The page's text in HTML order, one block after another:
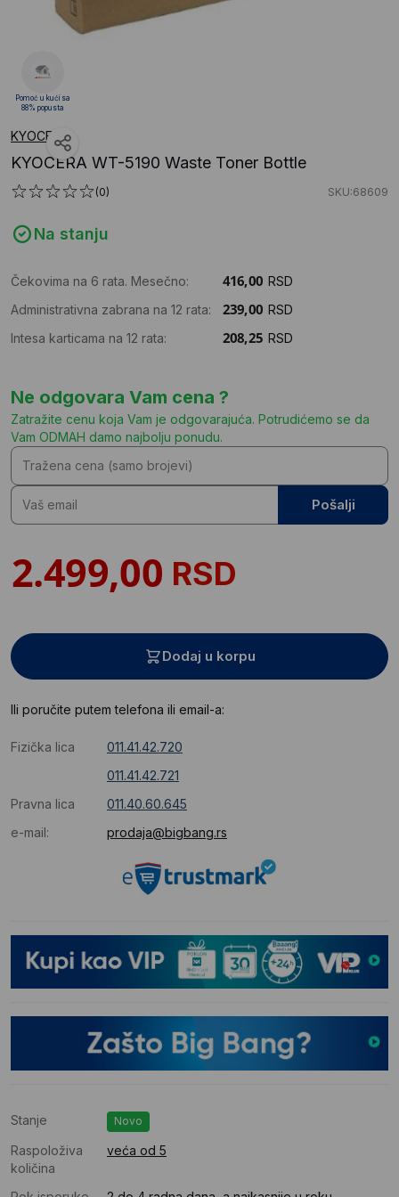
KYOCERA
KYOCERA WT-5190 Waste Toner Bottle
(0) SKU:68609
Na stanju
Čekovima na 6 rata. Mesečno:
RSD
Administrativna zabrana na 12 rata:
RSD
Intesa karticama na 12 rata:
RSD
Ne odgovara Vam cena ?
Zatražite cenu koja Vam je odgovarajuća. Potrudićemo se da
Vam ODMAH damo najbolju ponudu.
Pošalji
RSD
Dodaj u korpu
Ili poručite putem telefona ili email-a:
Fizička lica
011.41.42.720
011.41.42.721
Pravna lica
011.40.60.645
e-mail:
prodaja@bigbang.rs
Stanje Novo
Raspoloživa
količina
veća od 5
Pomoć u kući sa
88% popusta